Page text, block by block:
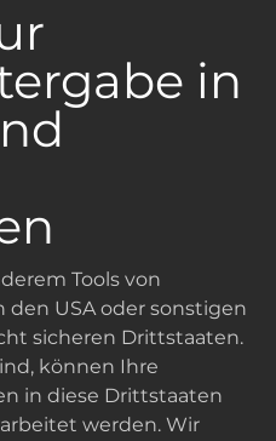
in
Tools von
USA oder sonstigen
sicheren Drittstaaten.
können Ihre
in diese Drittstaaten
werden. Wir